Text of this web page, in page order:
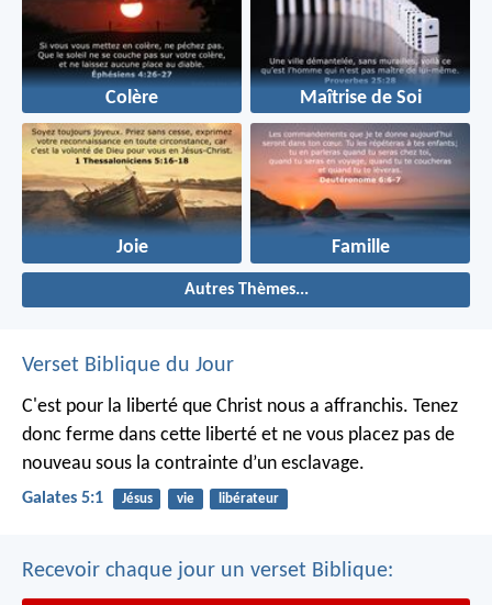
Colère Maîtrise de Soi
Joie Famille
Autres Thèmes...
Verset Biblique du Jour
C'est pour la liberté que Christ nous a affranchis. Tenez
donc ferme dans cette liberté et ne vous placez pas de
nouveau sous la contrainte d’un esclavage.
Galates 5:1 Jésus vie libérateur
Recevoir chaque jour un verset Biblique: